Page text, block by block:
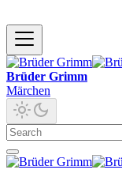
Brüder Grimm
Märchen